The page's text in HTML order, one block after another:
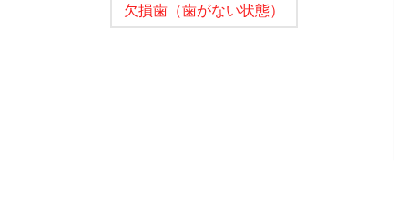
欠損歯（歯がない状態）